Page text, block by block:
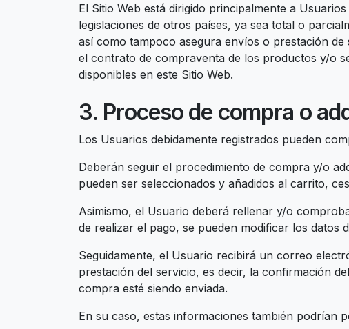
El Sitio Web está dirigido principalmente a
legislaciones de otros países, ya sea total o
así como tampoco asegura envíos o prestación
el contrato de compraventa de los productos y/o
disponibles en este Sitio Web.
3. Proceso de compra o
Los Usuarios debidamente registrados pueden
Deberán seguir el procedimiento de compra y/o
pueden ser seleccionados y añadidos al carrito,
Asimismo, el Usuario deberá rellenar y/o
de realizar el pago, se pueden modificar los datos
Seguidamente, el Usuario recibirá un correo
prestación del servicio, es decir, la confirmación
compra esté siendo enviada.
En su caso, estas informaciones también podrían